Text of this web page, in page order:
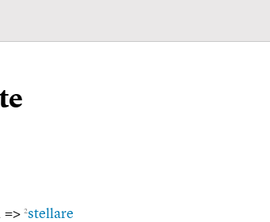
=> 2stellare